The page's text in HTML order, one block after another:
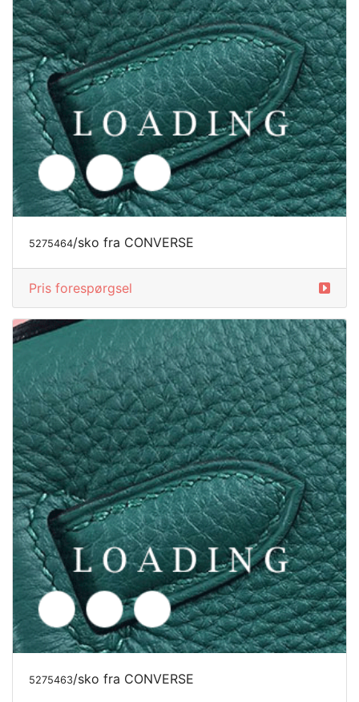
5275467/sko fra CONVERSE
Pris forespørgsel
5275466 /sko fra CONVERSE
Pris forespørgsel